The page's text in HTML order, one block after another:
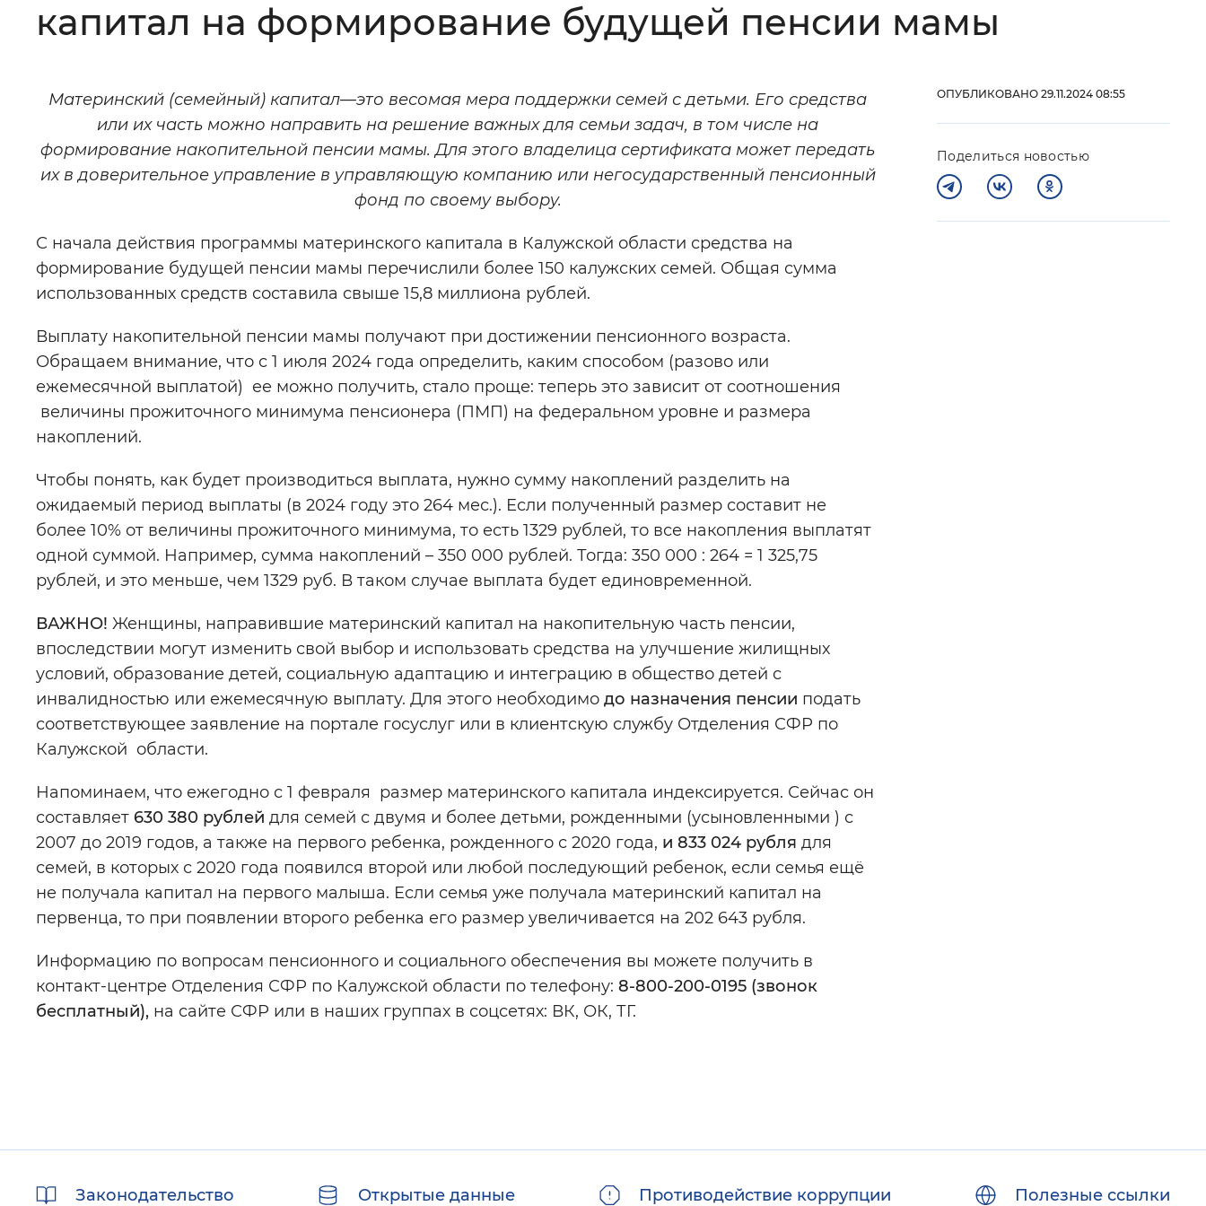
Цвет сайта Монохромный Инверсивный монохромный Синий фон
Изображения: Включены Выключены
Звуковой ассистент: Воспроизвести Остановить Повторить
Вернуть стандартные настройки
капитал на формирование будущей пенсии мамы
Материнский (семейный) капитал—это весомая мера поддержки семей с детьми. Его средства
или их часть можно направить на решение важных для семьи задач, в том числе на
формирование накопительной пенсии мамы. Для этого владелица сертификата может передать
их в доверительное управление в управляющую компанию или негосударственный пенсионный
фонд по своему выбору.
С начала действия программы материнского капитала в Калужской области средства на
формирование будущей пенсии мамы перечислили более 150 калужских семей. Общая сумма
использованных средств составила свыше 15,8 миллиона рублей.
Выплату накопительной пенсии мамы получают при достижении пенсионного возраста.
Обращаем внимание, что с 1 июля 2024 года определить, каким способом (разово или
ежемесячной выплатой) ее можно получить, стало проще: теперь это зависит от соотношения
величины прожиточного минимума пенсионера (ПМП) на федеральном уровне и размера
накоплений.
Чтобы понять, как будет производиться выплата, нужно сумму накоплений разделить на
ожидаемый период выплаты (в 2024 году это 264 мес.). Если полученный размер составит не
более 10% от величины прожиточного минимума, то есть 1329 рублей, то все накопления выплатят
одной суммой. Например, сумма накоплений – 350 000 рублей. Тогда: 350 000 : 264 = 1 325,75
рублей, и это меньше, чем 1329 руб. В таком случае выплата будет единовременной.
ВАЖНО! Женщины, направившие материнский капитал на накопительную часть пенсии,
впоследствии могут изменить свой выбор и использовать средства на улучшение жилищных
условий, образование детей, социальную адаптацию и интеграцию в общество детей с
инвалидностью или ежемесячную выплату. Для этого необходимо до назначения пенсии подать
соответствующее заявление на портале госуслуг или в клиентскую службу Отделения СФР по
Калужской области.
Напоминаем, что ежегодно с 1 февраля размер материнского капитала индексируется. Сейчас он
составляет 630 380 рублей для семей с двумя и более детьми, рожденными (усыновленными ) с
2007 до 2019 годов, а также на первого ребенка, рожденного с 2020 года, и 833 024 рубля для
семей, в которых с 2020 года появился второй или любой последующий ребенок, если семья ещё
не получала капитал на первого малыша. Если семья уже получала материнский капитал на
первенца, то при появлении второго ребенка его размер увеличивается на 202 643 рубля.
Информацию по вопросам пенсионного и социального обеспечения вы можете получить в
контакт-центре Отделения СФР по Калужской области по телефону: 8-800-200-0195 (звонок
бесплатный), на сайте СФР или в наших группах в соцсетях: ВК, ОК, ТГ.
ОПУБЛИКОВАНО 29.11.2024 08:55
Поделиться новостью
Законодательство Открытые данные Противодействие коррупции Полезные ссылки